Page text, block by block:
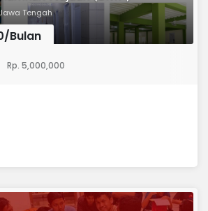
Tengah
Bulan
Rp. 5,000,000